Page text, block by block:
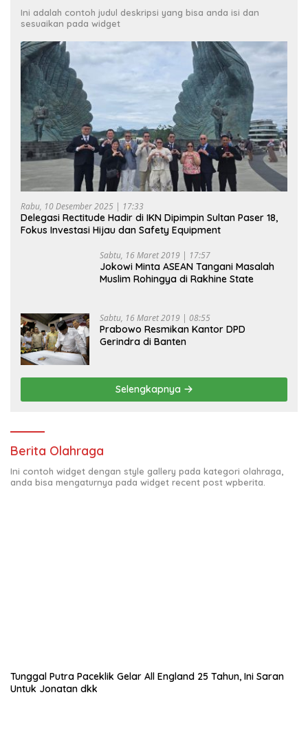
Ini adalah contoh judul deskripsi yang bisa anda isi dan
sesuaikan pada widget
Rabu, 10 Desember 2025 | 17:33
Delegasi Rectitude Hadir di IKN Dipimpin Sultan Paser 18,
Fokus Investasi Hijau dan Safety Equipment
Sabtu, 16 Maret 2019 | 17:57
Jokowi Minta ASEAN Tangani Masalah
Muslim Rohingya di Rakhine State
Sabtu, 16 Maret 2019 | 08:55
Prabowo Resmikan Kantor DPD
Gerindra di Banten
Selengkapnya
Berita Olahraga
Ini contoh widget dengan style gallery pada kategori olahraga,
anda bisa mengaturnya pada widget recent post wpberita.
Tunggal Putra Paceklik Gelar All England 25 Tahun, Ini Saran
Untuk Jonatan dkk